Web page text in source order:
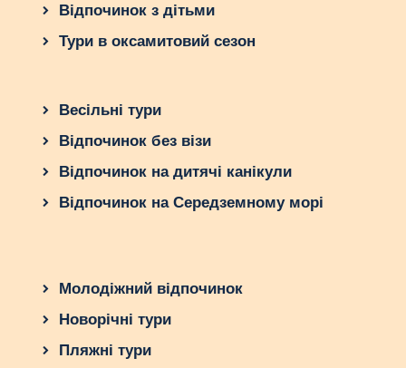
Відпочинок з дітьми
Тури в оксамитовий сезон
Весільні тури
Відпочинок без візи
Відпочинок на дитячі канікули
Відпочинок на Середземному морі
Молодіжний відпочинок
Новорічні тури
Пляжні тури